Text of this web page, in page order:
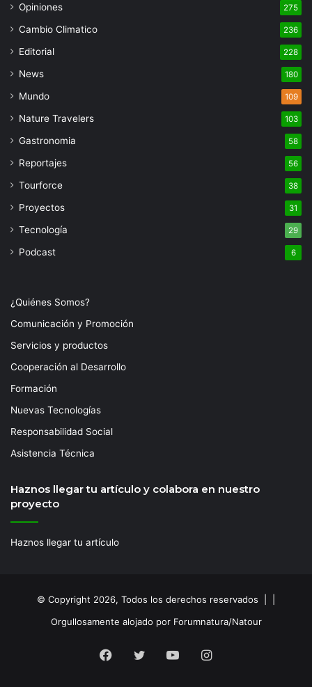
Opiniones 275
Cambio Climatico 236
Editorial 228
News 180
Mundo 109
Nature Travelers 103
Gastronomia 58
Reportajes 56
Tourforce 38
Proyectos 31
Tecnología 29
Podcast 6
¿Quiénes Somos?
Comunicación y Promoción
Servicios y productos
Cooperación al Desarrollo
Formación
Nuevas Tecnologías
Responsabilidad Social
Asistencia Técnica
Haznos llegar tu artículo y colabora en nuestro
proyecto
Haznos llegar tu artículo
© Copyright 2026, Todos los derechos reservados | |
Orgullosamente alojado por Forumnatura/Natour
Facebook
TwitterYouTubeInstagram